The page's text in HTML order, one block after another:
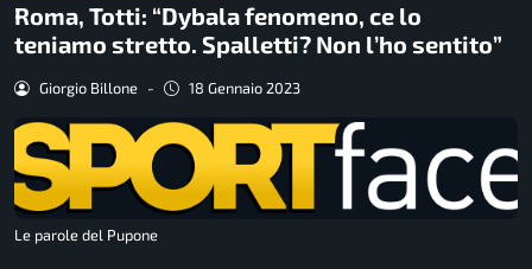
Roma, Totti: “Dybala fenomeno, ce lo
teniamo stretto. Spalletti? Non l’ho sentito”
Giorgio Billone - 18 Gennaio 2023
Le parole del Pupone